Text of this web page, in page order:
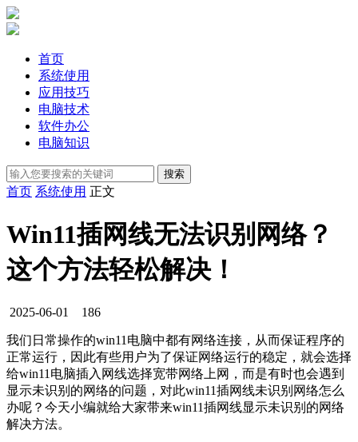
首页
系统使用
应用技巧
电脑技术
软件办公
电脑知识
首页 系统使用 正文
Win11插网线无法识别网络？
这个方法轻松解决！
2025-06-01 186
我们日常操作的win11电脑中都有网络连接，从而保证程序的
正常运行，因此有些用户为了保证网络运行的稳定，就会选择
给win11电脑插入网线选择宽带网络上网，而是有时也会遇到
显示未识别的网络的问题，对此win11插网线未识别网络怎么
办呢？今天小编就给大家带来win11插网线显示未识别的网络
解决方法。